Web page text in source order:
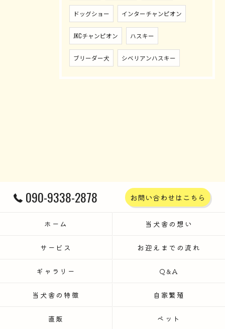
ドッグショー インターチャンピオン
JKCチャンピオン ハスキー
ブリーダー犬 シベリアンハスキー
090-9338-2878 お問い合わせはこちら
ホーム 当犬舎の想い
サービス お迎えまでの流れ
ギャラリー Q&A
当犬舎の特徴 自家繁殖
直販 ペット